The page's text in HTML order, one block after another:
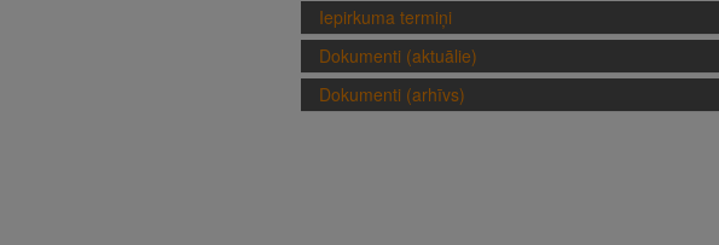
Iepirkuma termiņi
Dokumenti (aktuālie)
Dokumenti (arhīvs)